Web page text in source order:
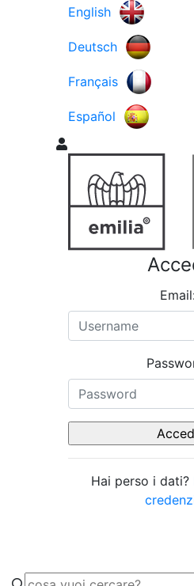
English
Deutsch
Français
Español
Hai perso i dati?